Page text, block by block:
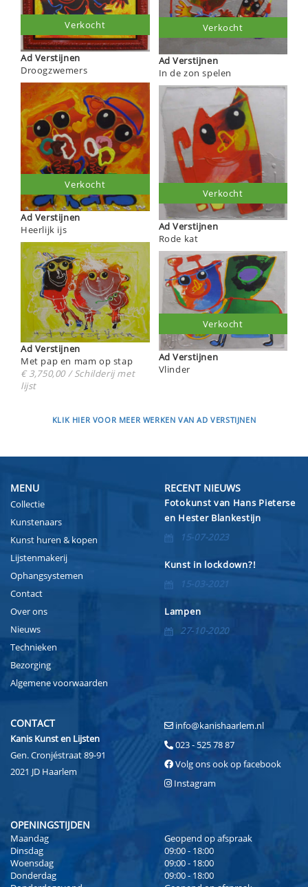
Ad Verstijnen
Droogzwemers
Verkocht
Ad Verstijnen
Heerlijk ijs
Verkocht
Ad Verstijnen
Met pap en mam op stap
€ 3,750,00 / Schilderij met
lijst
Ad Verstijnen
In de zon spelen
Verkocht
Ad Verstijnen
Rode kat
Verkocht
Ad Verstijnen
Vlinder
Verkocht
KLIK HIER VOOR MEER WERKEN VAN AD VERSTIJNEN
MENU
Collectie
Kunstenaars
Kunst huren & kopen
Lijstenmakerij
Ophangsystemen
Contact
Over ons
Nieuws
Technieken
Bezorging
Algemene voorwaarden
RECENT NIEUWS
Fotokunst van Hans Pieterse
en Hester Blankestijn
15-07-2023
Kunst in lockdown?!
15-03-2021
Lampen
27-10-2020
CONTACT
Kanis Kunst en Lijsten
Gen. Cronjéstraat 89-91
2021 JD Haarlem
info@kanishaarlem.nl
023 - 525 78 87
Volg ons ook op facebook
Instagram
OPENINGSTIJDEN
Maandag
Geopend op afspraak
Dinsdag
09:00 - 18:00
Woensdag
09:00 - 18:00
Donderdag
09:00 - 18:00